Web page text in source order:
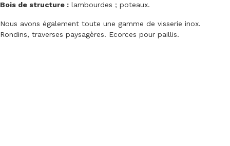
Bois de structure : lambourdes ; poteaux.
Nous avons également toute une gamme de visserie inox.
Rondins, traverses paysagères. Ecorces pour paillis.